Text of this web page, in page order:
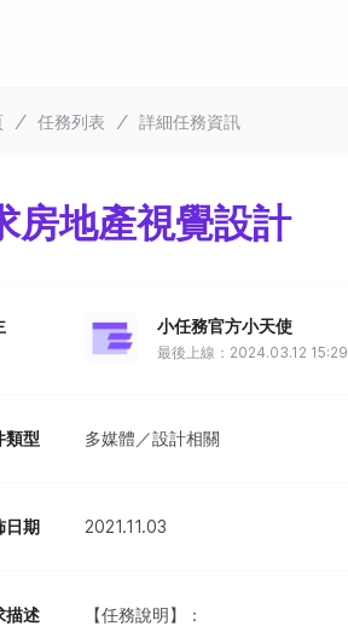
任務列表 詳細任務資訊
房地產視覺設計
小任務官方小天使
最後上線：2024.03.12 15:29
類型 多媒體／設計相關
日期 2021.11.03
描述
【任務說明】：​